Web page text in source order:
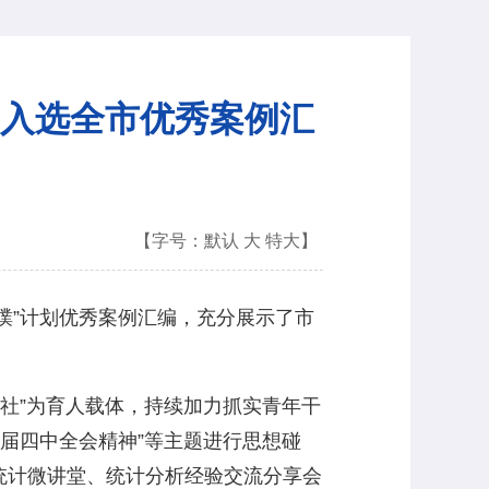
选全市优秀案例汇
【字号： 默认 大 特大 】
计划优秀案例汇编，充分展示了市
为育人载体，持续加力抓实青年干
四中全会精神”等主题进行思想碰
微讲堂、统计分析经验交流分享会